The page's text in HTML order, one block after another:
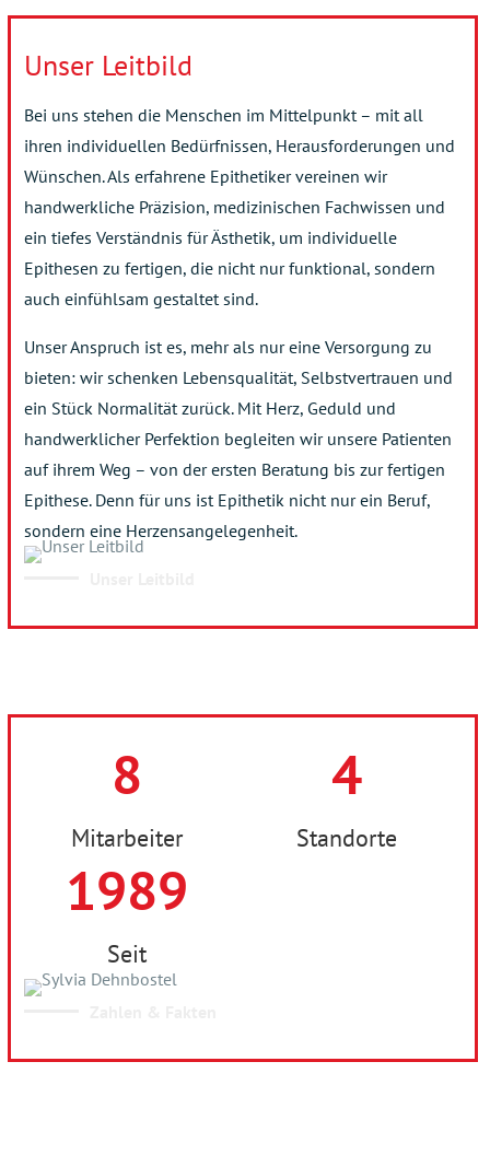
Unser Leitbild
Bei uns stehen die Menschen im Mittelpunkt – mit all
ihren individuellen Bedürfnissen, Herausforderungen und
Wünschen. Als erfahrene Epithetiker vereinen wir
handwerkliche Präzision, medizinischen Fachwissen und
ein tiefes Verständnis für Ästhetik, um individuelle
Epithesen zu fertigen, die nicht nur funktional, sondern
auch einfühlsam gestaltet sind.
Unser Anspruch ist es, mehr als nur eine Versorgung zu
bieten: wir schenken Lebensqualität, Selbstvertrauen und
ein Stück Normalität zurück. Mit Herz, Geduld und
handwerklicher Perfektion begleiten wir unsere Patienten
auf ihrem Weg – von der ersten Beratung bis zur fertigen
Epithese. Denn für uns ist Epithetik nicht nur ein Beruf,
sondern eine Herzensangelegenheit.
8
Mitarbeiter
4
Standorte
1989
Seit